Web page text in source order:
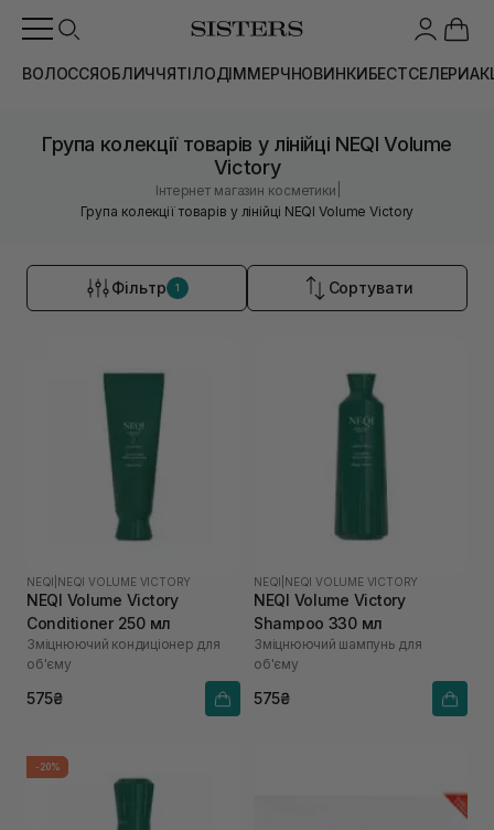
ВОЛОССЯОБЛИЧЧЯТІЛОДІММЕРЧНОВИНКИБЕСТСЕЛЕРИ
Група колекції товарів у лінійці NEQI Volume
Victory
Інтернет магазин косметики
Група колекції товарів у лінійці NEQI Volume Victory
Фільтр 1 Сортувати
NEQI NEQI VOLUME VICTORY
NEQI Volume Victory
Conditioner 250 мл
Зміцнюючий кондиціонер для
об'єму
575₴
NEQI NEQI VOLUME VICTORY
NEQI Volume Victory
Shampoo 330 мл
Зміцнюючий шампунь для
об'єму
575₴
-20%